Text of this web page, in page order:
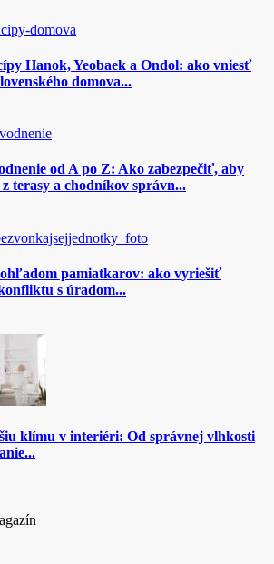
Hanok, Yeobaek a Ondol: ako vniesť
domova...
od A po Z: Ako zabezpečiť, aby
terasy a chodníkov správn...
pamiatkarov: ako vyriešiť
s úradom...
klímu v interiéri: Od správnej vlhkosti